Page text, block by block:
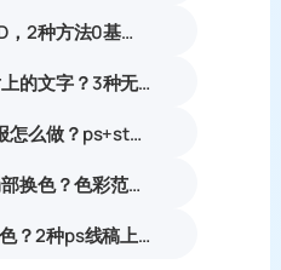
ps如何把2D转3D，2种方法0基础可上手的详细教程
PS怎么修改图片上的文字？3种无痕改字方案，消除修复痕迹
ps奶茶精修+海报怎么做？ps+startAI3步教会你
PS怎么给物品局部换色？色彩范围精准改色零基础教程
ps怎么给线稿上色？2种ps线稿上色方法对比